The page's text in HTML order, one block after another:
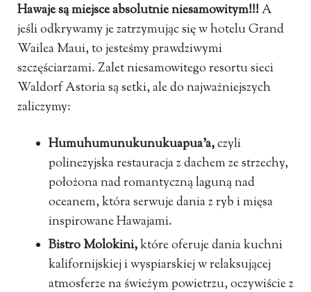
Hawaje są miejsce absolutnie niesamowitym!!!A
jeśli odkrywamy je zatrzymując się w hotelu Grand
Wailea Maui, to jesteśmy prawdziwymi
szczęściarzami. Zalet niesamowitego resortu sieci
Waldorf Astoria są setki, ale do najważniejszych
zaliczymy:
Humuhumunukunukuapua’a,czyli
polinezyjska restauracja z dachem ze strzechy,
położona nad romantyczną laguną nad
oceanem, która serwuje dania z ryb i mięsa
inspirowane Hawajami.
Bistro Molokini,które oferuje dania kuchni
kalifornijskiej i wyspiarskiej w relaksującej
atmosferze na świeżym powietrzu, oczywiście z